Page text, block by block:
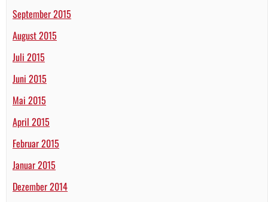
September 2015
August 2015
Juli 2015
Juni 2015
Mai 2015
April 2015
Februar 2015
Januar 2015
Dezember 2014